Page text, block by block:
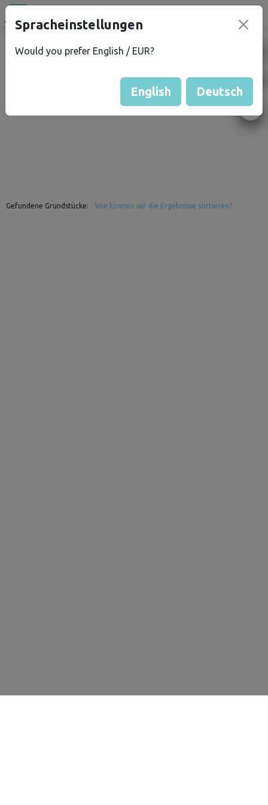
campu .eu
Gefundene Grundstücke: Wie können wir die Ergebnisse sortieren?
Spracheinstellungen
Would you prefer English / EUR?
English Deutsch